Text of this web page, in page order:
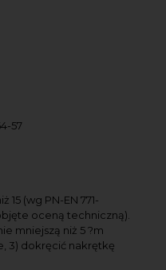
57
15 (wg PN-EN 771-
oceną techniczną).
mniejszą niż 5 ?m
3) dokręcić nakrętkę